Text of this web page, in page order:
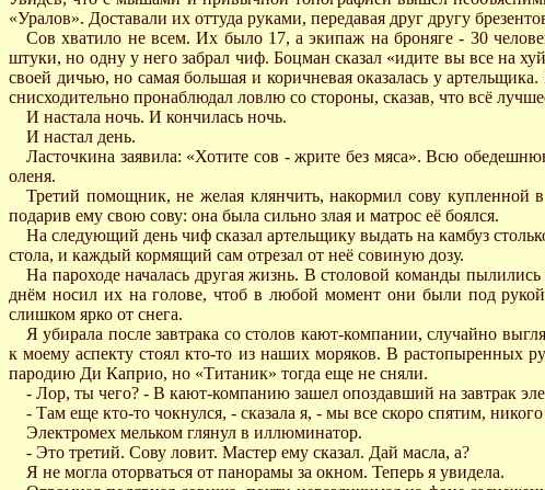
«Уралов». Доставали их оттуда руками, передавая друг другу
Сов хватило не всем. Их было 17, а экипаж на броняге - 30
штуки, но одну у него забрал чиф. Боцман сказал «идите вы все на
своей дичью, но самая большая и коричневая оказалась у
снисходительно пронаблюдал ловлю со стороны, сказав, что всё
И настала ночь. И кончилась ночь.
И настал день.
Ласточкина заявила: «Хотите сов - жрите без мяса». Всю
оленя.
Третий помощник, не желая клянчить, накормил сову купленной
подарив ему свою сову: она была сильно злая и матрос её боялся.
На следующий день чиф сказал артельщику выдать на камбуз
стола, и каждый кормящий сам отрезал от неё совиную дозу.
На пароходе началась другая жизнь. В столовой команды
днём носил их на голове, чтоб в любой момент они были под
слишком ярко от снега.
Я убирала после завтрака со столов кают-компании, случайно
к моему аспекту стоял кто-то из наших моряков. В растопыренных
пародию Ди Каприо, но «Титаник» тогда еще не сняли.
- Лор, ты чего? - В кают-компанию зашел опоздавший на завтрак
- Там еще кто-то чокнулся, - сказала я, - мы все скоро спятим, никого
Электромех мельком глянул в иллюминатор.
- Это третий. Сову ловит. Мастер ему сказал. Дай масла, а?
Я не могла оторваться от панорамы за окном. Теперь я увидела.